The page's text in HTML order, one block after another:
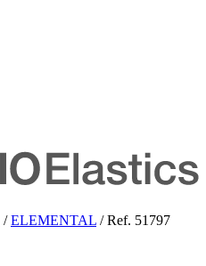
/ ELEMENTAL / Ref. 51797